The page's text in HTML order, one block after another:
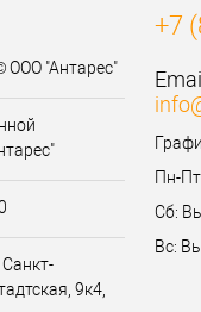
ООО "Антарес"
9к4,
+7
Пн-
Сб:
Вс: